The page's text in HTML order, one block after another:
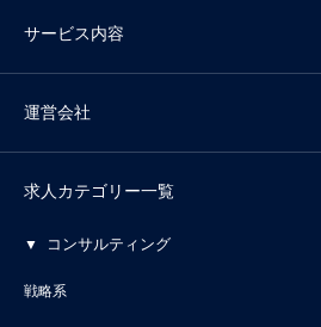
サービス内容
運営会社
求人カテゴリー一覧
コンサルティング
戦略系